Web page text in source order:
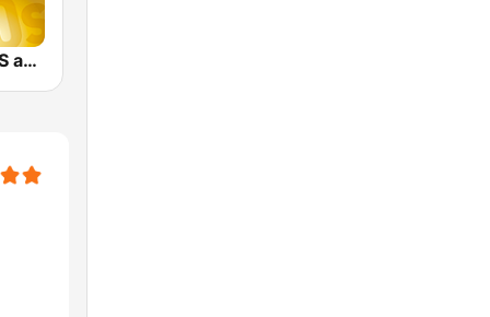
CLASSIC HITS anni 70 80 90